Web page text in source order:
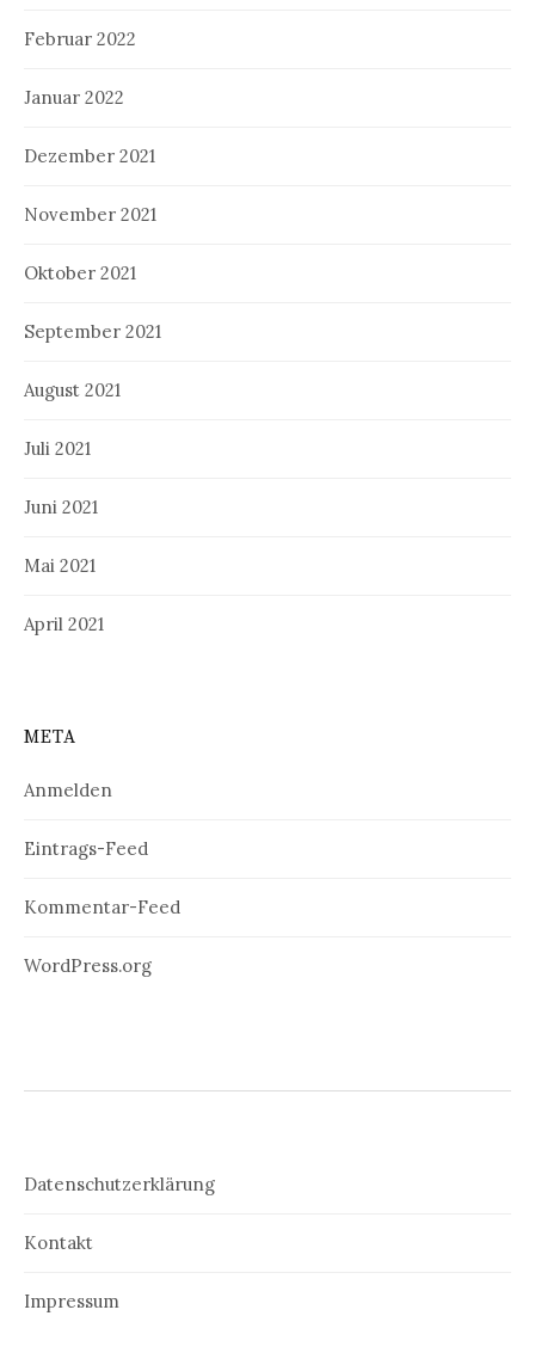
Februar 2022
Januar 2022
Dezember 2021
November 2021
Oktober 2021
September 2021
August 2021
Juli 2021
Juni 2021
Mai 2021
April 2021
META
Anmelden
Eintrags-Feed
Kommentar-Feed
WordPress.org
Datenschutzerklärung
Kontakt
Impressum